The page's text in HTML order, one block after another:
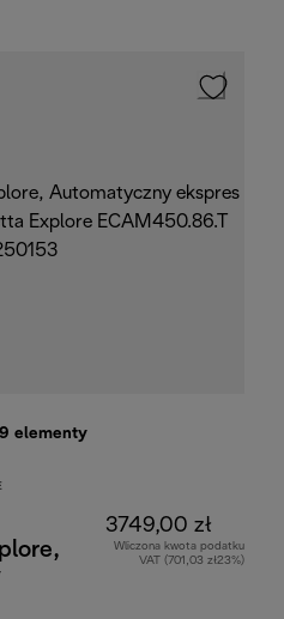
zł
elementy
3749,00 zł
Wliczona kwota podatku
VAT (701,03 zł23%)